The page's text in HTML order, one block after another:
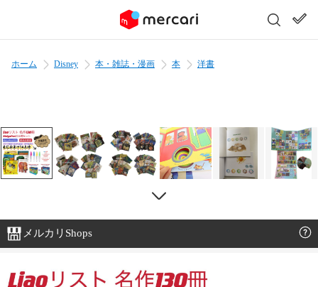
ホーム Disney 本・雑誌・漫画 本 洋書
メルカリShops